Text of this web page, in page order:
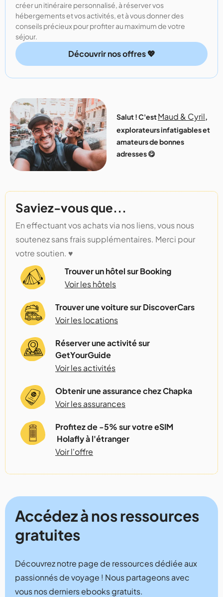
créer un itinéraire personnalisé, à réserver vos
hébergements et vos activités, et à vous donner des
conseils précieux pour profiter au maximum de votre
séjour.
Découvrir nos offres 💖
Salut ! C'estMaud & Cyril,
explorateurs infatigables et
amateurs de bonnes
adresses 😋
Saviez-vous que...
En effectuant vos achats via nos liens, vous nous
soutenez sans frais supplémentaires. Merci pour
votre soutien. ♥️
Trouver un hôtel sur Booking
Voir les hôtels
Trouver une voiture sur DiscoverCars
Voir les locations
Réserver une activité sur
GetYourGuide
Voir les activités
Obtenir une assurance chez Chapka
Voir les assurances
Profitez de -5% sur votre eSIM
Holafly à l'étranger
Voir l'offre
Accédez à nos ressources
gratuites
Découvrez notre page de ressources dédiée aux
passionnés de voyage ! Nous partageons avec
vous nos derniers ebooks gratuits.